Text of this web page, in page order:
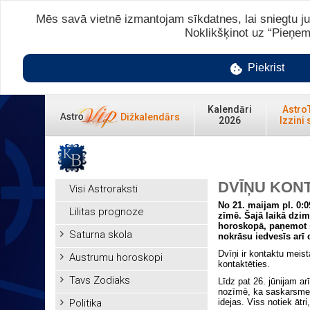
Dižkalendārs
Kalendāri
2026
Izzini
Visi Astroraksti
Lilitas prognoze
Saturna skola
Austrumu horoskopi
Tavs Zodiaks
Politika
DVĪŅU
No 21. maijam pl.
zīmē. Šajā laikā
horoskopā,
nokrāsu iedvesīs arī
Dvīņi ir kontaktu
kontaktēties.
Līdz pat 26. jūnijam
nozīmē, ka
idejas. Viss notiek
Mēs savā vietnē izmantojam sīkdatnes, lai sniegtu
Noklikšķinot uz
Piekrist